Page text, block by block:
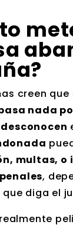
creen
nada
multas, o
,
diga el